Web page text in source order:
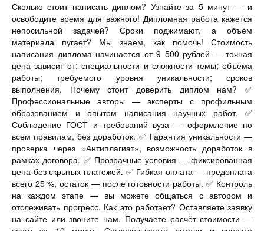
Сколько стоит написать диплом? Узнайте за 5 минут — и
освободите время для важного! Дипломная работа кажется
непосильной задачей? Сроки поджимают, а объём
материала пугает? Мы знаем, как помочь! Стоимость
написания диплома начинается от 9 500 рублей — точная
цена зависит от: специальности и сложности темы; объёма
работы; требуемого уровня уникальности; сроков
выполнения. Почему стоит доверить диплом нам? ✅
Профессиональные авторы — эксперты с профильным
образованием и опытом написания научных работ. ✅
Соблюдение ГОСТ и требований вуза — оформление по
всем правилам, без доработок. ✅ Гарантия уникальности —
проверка через «Антиплагиат», возможность доработок в
рамках договора. ✅ Прозрачные условия — фиксированная
цена без скрытых платежей. ✅ Гибкая оплата — предоплата
всего 25 %, остаток — после готовности работы. ✅ Контроль
на каждом этапе — вы можете общаться с автором и
отслеживать прогресс. Как это работает? Оставляете заявку
на сайте или звоните нам. Получаете расчёт стоимости —